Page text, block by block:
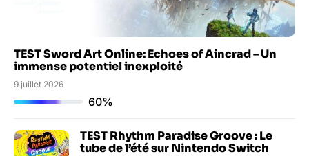
TEST Sword Art Online: Echoes of Aincrad – Un
immense potentiel inexploité
9 juillet 2026
60%
TEST Rhythm Paradise Groove : Le
tube de l’été sur Nintendo Switch